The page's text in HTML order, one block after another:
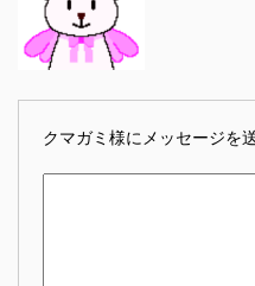
クマガミ様にメッセージを